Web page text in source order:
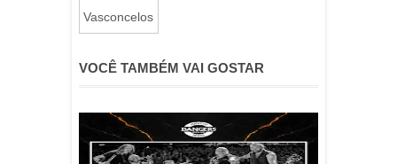
VOCÊ TAMBÉM VAI GOSTAR